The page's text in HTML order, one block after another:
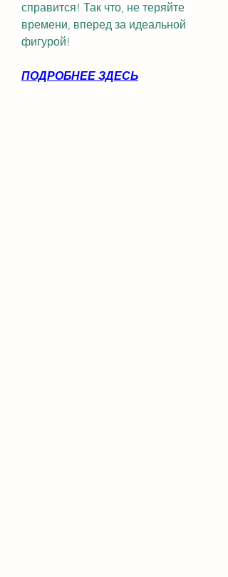
справится! Так что, не теряйте
времени, вперед за идеальной
фигурой!
ПОДРОБНЕЕ ЗДЕСЬ